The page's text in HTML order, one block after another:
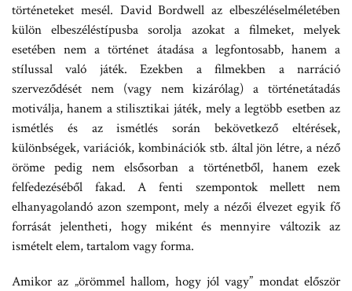
történeteket mesél. David Bordwell az elbeszéléselméletében
külön elbeszéléstípusba sorolja azokat a filmeket, melyek
esetében nem a történet átadása a legfontosabb, hanem a
stílussal való játék. Ezekben a filmekben a narráció
szerveződését nem (vagy nem kizárólag) a történetátadás
motiválja, hanem a stilisztikai játék, mely a legtöbb esetben az
ismétlés és az ismétlés során bekövetkező eltérések,
különbségek, variációk, kombinációk stb. által jön létre, a néző
öröme pedig nem elsősorban a történetből, hanem ezek
felfedezéséből fakad. A fenti szempontok mellett nem
elhanyagolandó azon szempont, mely a nézői élvezet egyik fő
forrását jelentheti, hogy miként és mennyire változik az
ismételt elem, tartalom vagy forma.
Amikor az „örömmel hallom, hogy jól vagy” mondat először